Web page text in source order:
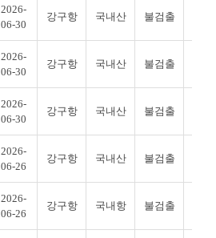
2026-
06-30
강구항 국내산 불검출
2026-
06-30
강구항 국내산 불검출
2026-
06-30
강구항 국내산 불검출
2026-
06-26
강구항 국내산 불검출
2026-
06-26
강구항 국내항 불검출